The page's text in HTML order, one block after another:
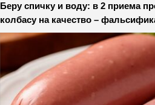
Беру спичку и воду: в 2 приема
колбасу на качество –